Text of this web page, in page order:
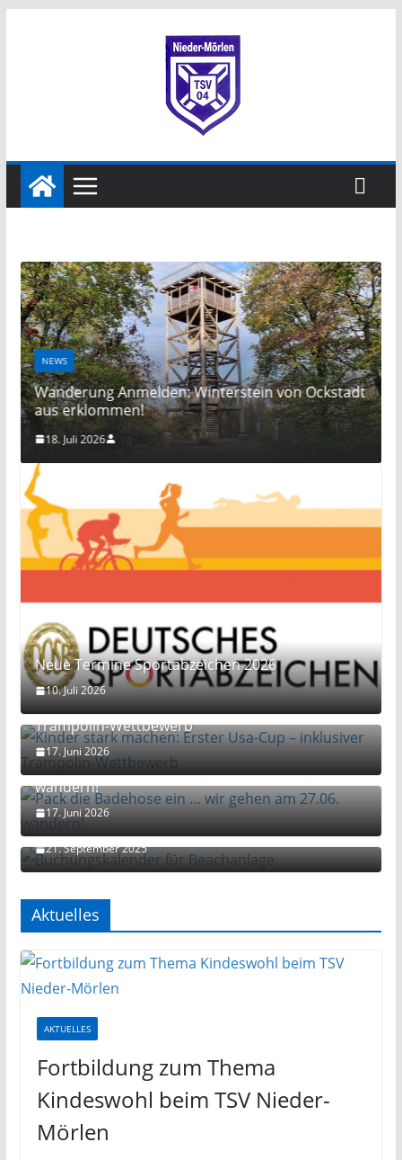
NEWS
Wanderung Anmelden: Winterstein von Ockstadt
aus erklommen!
18. Juli 2026
Neue Termine Sportabzeichen 2026
10. Juli 2026
Kinder stark machen: Erster Usa-Cup – inklusiver
Trampolin-Wettbewerb
17. Juni 2026
Pack die Badehose ein … wir gehen am 27.06.
wandern!
17. Juni 2026
Buchungskalender für Beachanlage
21. September 2025
Aktuelles
AKTUELLES
Fortbildung zum Thema
Kindeswohl beim TSV Nieder-
Mörlen